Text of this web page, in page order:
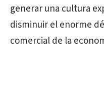
generar una cultura
disminuir el enorme
comercial de la